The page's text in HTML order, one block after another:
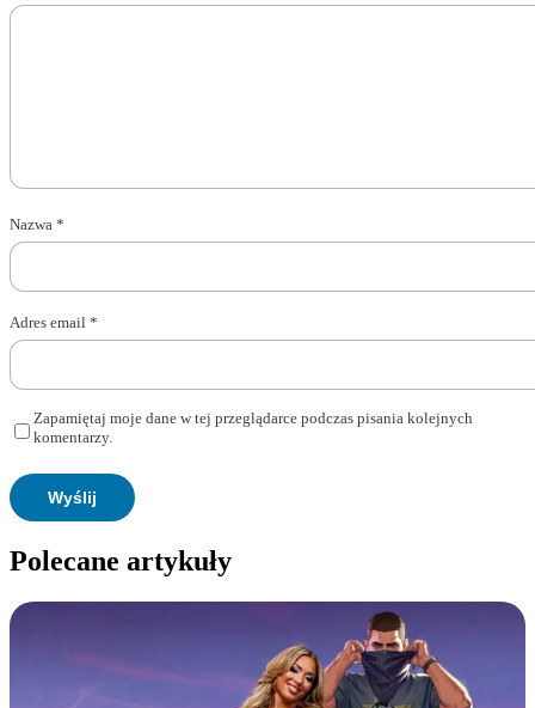
Nazwa *
Adres email *
Zapamiętaj moje dane w tej przeglądarce podczas pisania kolejnych
komentarzy.
Polecane artykuły